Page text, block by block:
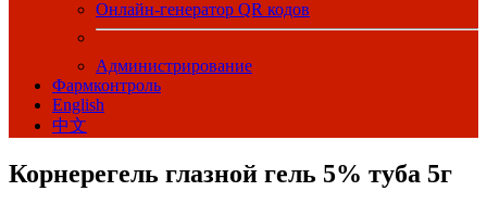
Онлайн-генератор QR кодов
Администрирование
Фармконтроль
English
中文
Корнерегель глазной гель 5% туба 5г